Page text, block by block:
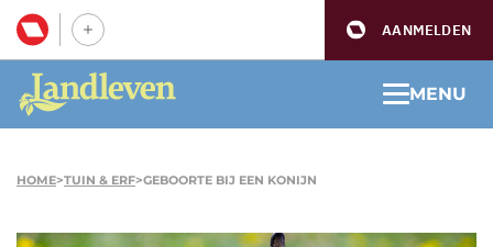
AANMELDEN
MENU
HOME>TUIN & ERF>GEBOORTE BIJ EEN KONIJN